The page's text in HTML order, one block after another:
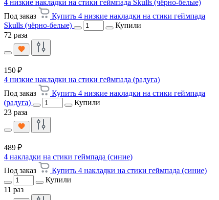
4 низкие накладки на стики геймпада Skulls (чёрно-белые)
Под заказ
Купить 4 низкие накладки на стики геймпада
Skulls (чёрно-белые)
Купили
72 раза
150 ₽
4 низкие накладки на стики геймпада (радуга)
Под заказ
Купить 4 низкие накладки на стики геймпада
(радуга)
Купили
23 раза
489 ₽
4 накладки на стики геймпада (синие)
Под заказ
Купить 4 накладки на стики геймпада (синие)
Купили
11 раз